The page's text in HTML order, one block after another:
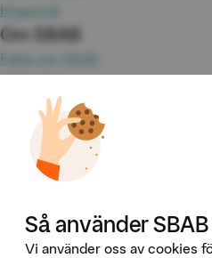
Klagomål
Om SBAB
Fakta om SBAB
Jobba hos oss
Investor Relations
Omvärld & analyser
Våra tjänster
Booli
Så använder
Vi använder oss av cookies